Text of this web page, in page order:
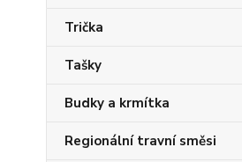
Trička
Tašky
Budky a krmítka
Regionální travní směsi